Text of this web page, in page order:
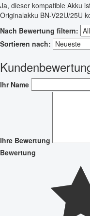
Ja, dieser kompatible Akku
Originalakku BN-V22U/25U
Nach Bewertung filtern:
Sortieren nach:
Ihr Name
Ihre Bewertung
Bewertung